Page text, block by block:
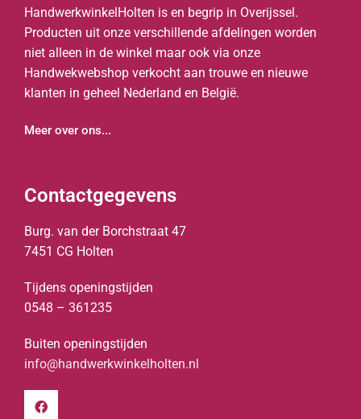
HandwerkwinkelHolten is en begrip in Overijssel.
Producten uit onze verschillende afdelingen worden
niet alleen in de winkel maar ook via onze
Handwekwebshop verkocht aan trouwe en nieuwe
klanten in geheel Nederland en België.
Meer over ons...
Contactgegevens
Burg. van der Borchstraat 47
7451 CG Holten
Tijdens openingstijden
0548 – 361235
Buiten openingstijden
info@handwerkwinkelholten.nl